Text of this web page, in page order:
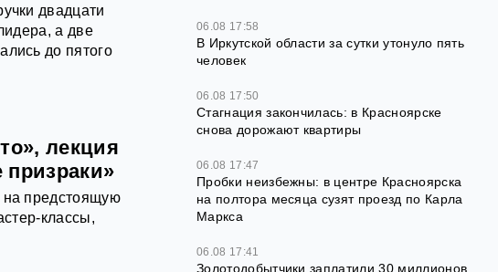
двадцати
а две
до пятого
лекция
на предстоящую
классы,
06.08 17:58
В Иркутской области за сутки утонуло пять
человек
06.08 17:50
Стагнация закончилась: в Красноярске
снова дорожают квартиры
06.08 17:47
Пробки неизбежны: в центре Красноярска
на полтора месяца сузят проезд по Карла
Маркса
06.08 17:41
Золотодобытчики заплатили 30 миллионов